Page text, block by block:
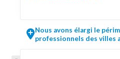
Nous avons élargi le
professionnels des villes